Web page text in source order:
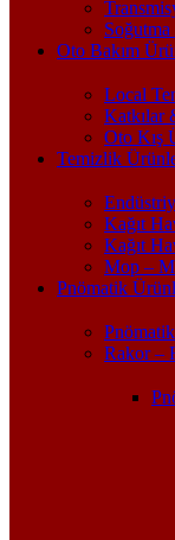
Soğutma
Oto Bakım
Local
Katkılar
Oto Kış
Temizlik
Kağıt
Kağıt
Mop –
Pnömatik
Rakor –